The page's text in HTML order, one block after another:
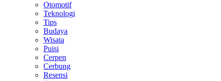
Otomotif
Teknologi
Tips
Budaya
Wisata
Puisi
Cerpen
Cerbung
Resensi